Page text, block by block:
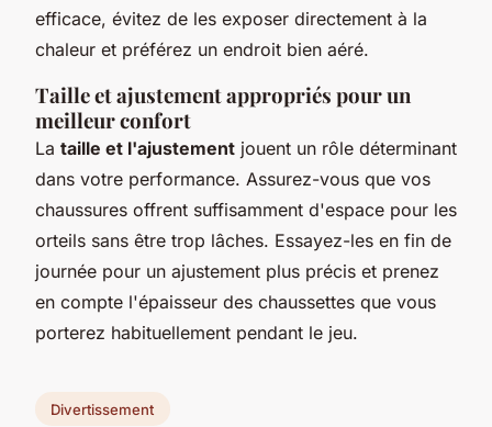
efficace, évitez de les exposer directement à la
chaleur et préférez un endroit bien aéré.
Taille et ajustement appropriés pour un
meilleur confort
La taille et l'ajustement jouent un rôle déterminant
dans votre performance. Assurez-vous que vos
chaussures offrent suffisamment d'espace pour les
orteils sans être trop lâches. Essayez-les en fin de
journée pour un ajustement plus précis et prenez
en compte l'épaisseur des chaussettes que vous
porterez habituellement pendant le jeu.
Divertissement